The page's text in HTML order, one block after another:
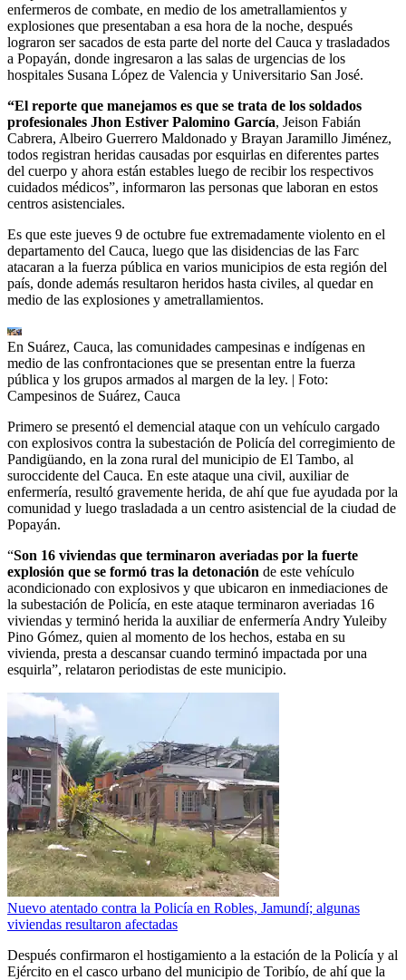
enfermeros de combate, en medio de los ametrallamientos y
explosiones que presentaban a esa hora de la noche, después
lograron ser sacados de esta parte del norte del Cauca y trasladados
a Popayán, donde ingresaron a las salas de urgencias de los
hospitales Susana López de Valencia y Universitario San José.
“El reporte que manejamos es que se trata de los soldados
profesionales Jhon Estiver Palomino García, Jeison Fabián
Cabrera, Albeiro Guerrero Maldonado y Brayan Jaramillo Jiménez,
todos registran heridas causadas por esquirlas en diferentes partes
del cuerpo y ahora están estables luego de recibir los respectivos
cuidados médicos”, informaron las personas que laboran en estos
centros asistenciales.
Es que este jueves 9 de octubre fue extremadamente violento en el
departamento del Cauca, luego que las disidencias de las Farc
atacaran a la fuerza pública en varios municipios de esta región del
país, donde además resultaron heridos hasta civiles, al quedar en
medio de las explosiones y ametrallamientos.
En Suárez, Cauca, las comunidades campesinas e indígenas en
medio de las confrontaciones que se presentan entre la fuerza
pública y los grupos armados al margen de la ley. | Foto:
Campesinos de Suárez, Cauca
Primero se presentó el demencial ataque con un vehículo cargado
con explosivos contra la subestación de Policía del corregimiento de
Pandigüando, en la zona rural del municipio de El Tambo, al
suroccidente del Cauca. En este ataque una civil, auxiliar de
enfermería, resultó gravemente herida, de ahí que fue ayudada por la
comunidad y luego trasladada a un centro asistencial de la ciudad de
Popayán.
“Son 16 viviendas que terminaron averiadas por la fuerte
explosión que se formó tras la detonación de este vehículo
acondicionado con explosivos y que ubicaron en inmediaciones de
la subestación de Policía, en este ataque terminaron averiadas 16
viviendas y terminó herida la auxiliar de enfermería Andry Yuleiby
Pino Gómez, quien al momento de los hechos, estaba en su
vivienda, presta a descansar cuando terminó impactada por una
esquirla”, relataron periodistas de este municipio.
Nuevo atentado contra la Policía en Robles, Jamundí; algunas
viviendas resultaron afectadas
Después confirmaron el hostigamiento a la estación de la Policía y al
Ejército en el casco urbano del municipio de Toribío, de ahí que la